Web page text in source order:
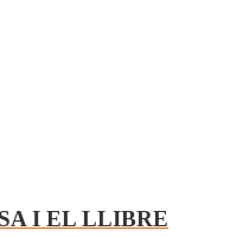
I EL LLIBRE